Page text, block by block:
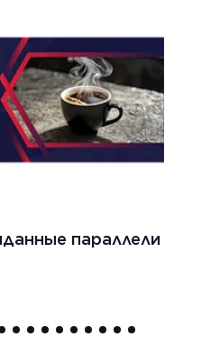
1
параллели